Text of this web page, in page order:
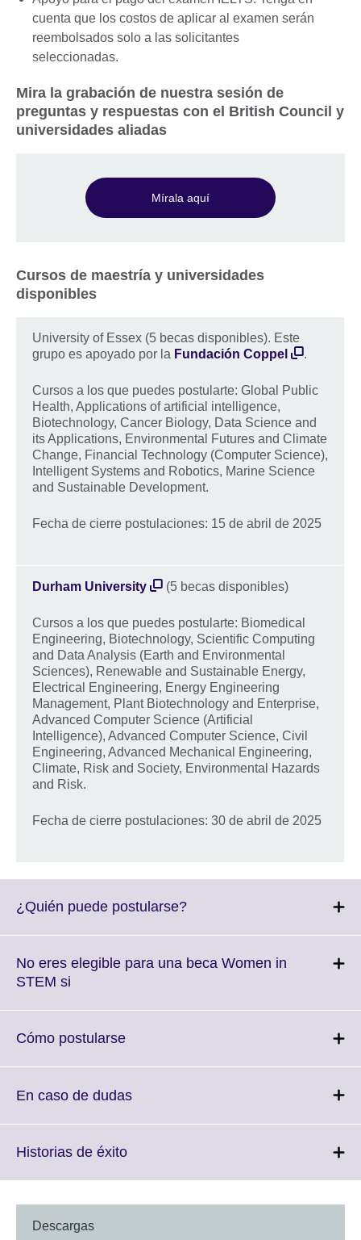
cuenta que los costos de aplicar al examen serán
reembolsados solo a las solicitantes
seleccionadas.
Mira la grabación de nuestra sesión de
preguntas y respuestas con el British Council y
universidades aliadas
Mírala aquí
Cursos de maestría y universidades
disponibles
University of Essex (5 becas disponibles). Este
grupo es apoyado por la Fundación Coppel .
Cursos a los que puedes postularte: Global Public
Health, Applications of artificial intelligence,
Biotechnology, Cancer Biology, Data Science and
its Applications, Environmental Futures and Climate
Change, Financial Technology (Computer Science),
Intelligent Systems and Robotics, Marine Science
and Sustainable Development.
Fecha de cierre postulaciones: 15 de abril de 2025
Durham University (5 becas disponibles)
Cursos a los que puedes postularte: Biomedical
Engineering, Biotechnology, Scientific Computing
and Data Analysis (Earth and Environmental
Sciences), Renewable and Sustainable Energy,
Electrical Engineering, Energy Engineering
Management, Plant Biotechnology and Enterprise,
Advanced Computer Science (Artificial
Intelligence), Advanced Computer Science, Civil
Engineering, Advanced Mechanical Engineering,
Climate, Risk and Society, Environmental Hazards
and Risk.
Fecha de cierre postulaciones: 30 de abril de 2025
¿Quién puede postularse?Click
More
No eres elegible para una beca Women in
STEM si
More
Cómo postularseClick
More
En caso de dudasClick
Historias de éxitoClick
More
Descargas